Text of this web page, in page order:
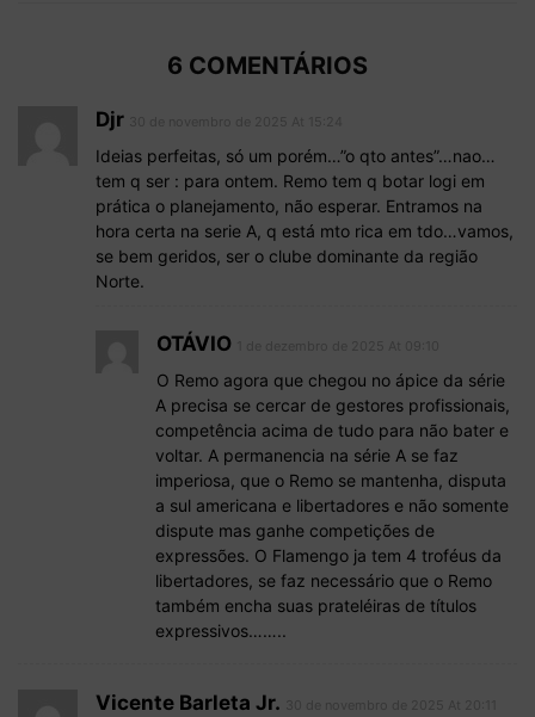
6 COMENTÁRIOS
Djr
Ideias perfeitas, só um porém…”o qto antes”…nao…
tem q ser : para ontem. Remo tem q botar logi em
prática o planejamento, não esperar. Entramos na
hora certa na serie A, q está mto rica em tdo…vamos,
se bem geridos, ser o clube dominante da região
Norte.
OTÁVIO
O Remo agora que chegou no ápice da série
A precisa se cercar de gestores profissionais,
competência acima de tudo para não bater e
voltar. A permanencia na série A se faz
imperiosa, que o Remo se mantenha, disputa
a sul americana e libertadores e não somente
dispute mas ganhe competições de
expressões. O Flamengo ja tem 4 troféus da
libertadores, se faz necessário que o Remo
também encha suas prateléiras de títulos
expressivos……..
Vicente Barleta Jr.